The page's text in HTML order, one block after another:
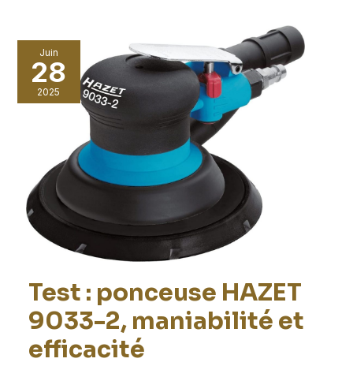
Juin
28
2025
Test : ponceuse HAZET
9033-2, maniabilité et
efficacité